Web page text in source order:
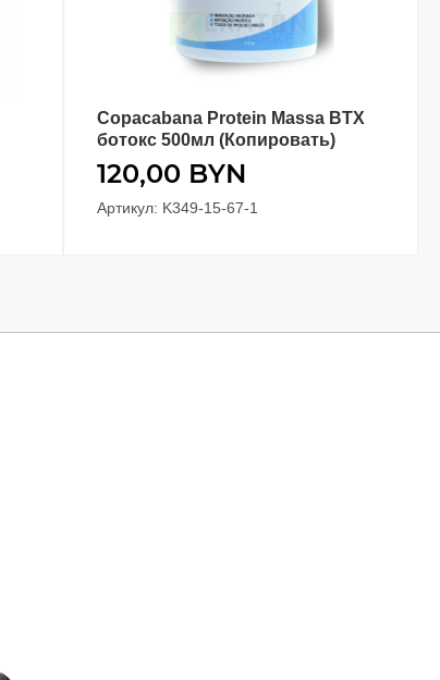
В КОРЗИНУ
Copacabana Protein Massa BTX
ботокс 500мл (Копировать)
120,00 BYN
Артикул: K349-15-67-1